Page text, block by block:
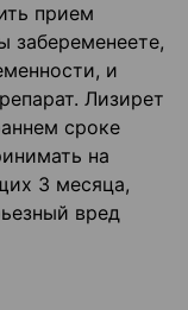
прием
забеременеете,
и
Лизирет
сроке
на
3 месяца,
вред